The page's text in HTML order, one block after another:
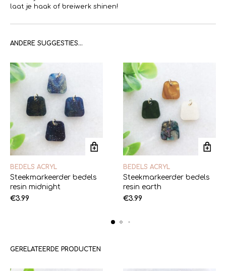
laat je haak of breiwerk shinen!
ANDERE SUGGESTIES…
BEDELS ACRYL
Steekmarkeerder bedels
resin midnight
€3.99
BEDELS ACRYL
Steekmarkeerder bedels
resin earth
€3.99
GERELATEERDE PRODUCTEN